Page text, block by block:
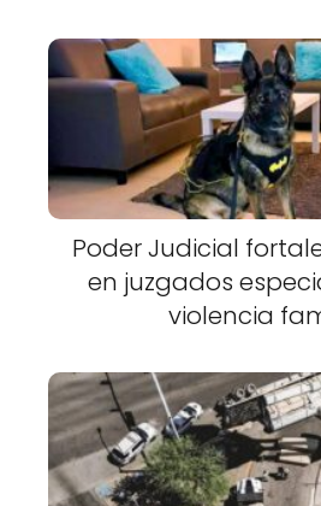
Poder Judicial
en juzgados
violencia